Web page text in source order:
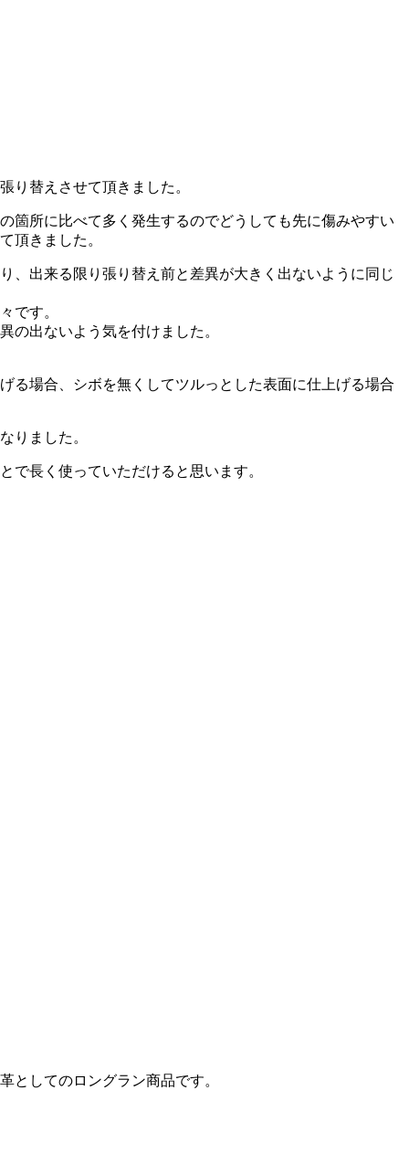
り替えさせて頂きました。
箇所に比べて多く発生するのでどうしても先に傷みやすい
頂きました。
、出来る限り張り替え前と差異が大きく出ないように同じ
です。
の出ないよう気を付けました。
る場合、シボを無くしてツルっとした表面に仕上げる場合
りました。
で長く使っていただけると思います。
としてのロングラン商品です。